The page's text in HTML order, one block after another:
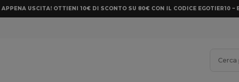
APPENA USCITA! OTTIENI 10€ DI SCONTO SU 80€ CON IL CODICE EGOTIER10 –